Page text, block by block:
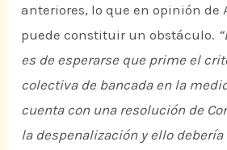
anteriores, lo que en opinión de
puede constituir un obstáculo.
es de esperarse que prime el
colectiva de bancada en la
cuenta con una resolución de
la despenalización y ello